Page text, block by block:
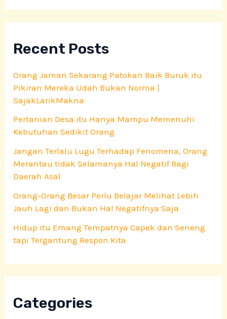
Recent Posts
Orang Jaman Sekarang Patokan Baik Buruk itu
Pikiran Mereka Udah Bukan Norma |
SajakLarikMakna
Pertanian Desa itu Hanya Mampu Memenuhi
Kebutuhan Sedikit Orang
Jangan Terlalu Lugu Terhadap Fenomena, Orang
Merantau tidak Selamanya Hal Negatif Bagi
Daerah Asal
Orang-Orang Besar Perlu Belajar Melihat Lebih
Jauh Lagi dan Bukan Hal Negatifnya Saja
Hidup itu Emang Tempatnya Capek dan Seneng
tapi Tergantung Respon Kita
Categories